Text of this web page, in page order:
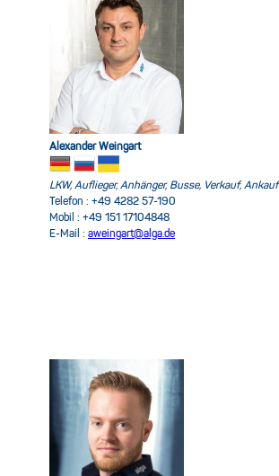
Alexander Weingart
LKW, Auflieger, Anhänger, Busse, Verkauf, Ankauf
Telefon : +49 4282 57-190
Mobil : +49 151 17104848
E-Mail : aweingart@alga.de